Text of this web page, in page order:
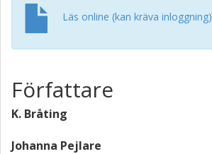
Läs online (kan kräva inloggning)
Författare
K. Bråting
Johanna Pejlare